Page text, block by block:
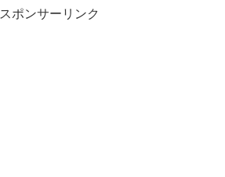
スポンサーリンク